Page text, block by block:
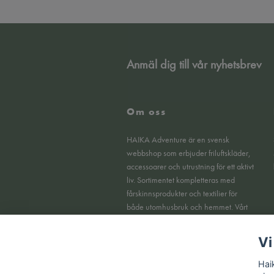
Anmäl dig till vår nyhetsbrev
Om oss
HAIKA Adventure är en svensk
webbshop som erbjuder friluftskläder,
accessoarer och utrustning för ett aktivt
liv. Sortimentet kompletteras med
fårskinnsprodukter och textilier för
både utomhusbruk och hemmet. Vårt